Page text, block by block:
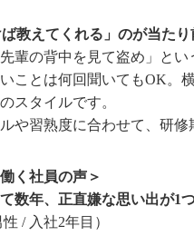
教えてくれる」のが当たり
先輩の背中を見て盗め」と
ことは何回聞いてもOK。
スタイルです。
や習熟度に合わせて、研修
く社員の声＞
て数年、正直嫌な思い出が1
性 / 入社2年目）